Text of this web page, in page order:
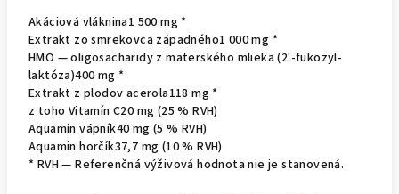
Akáciová vláknina1 500 mg *
Extrakt zo smrekovca západného1 000 mg *
HMO — oligosacharidy z materského mlieka (2'-fukozyl-
laktóza)400 mg *
Extrakt z plodov acerola118 mg *
z toho Vitamín C20 mg (25 % RVH)
Aquamin vápník40 mg (5 % RVH)
Aquamin horčík37,7 mg (10 % RVH)
* RVH — Referenčná výživová hodnota nie je stanovená.